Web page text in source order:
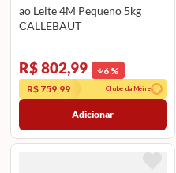
ao Leite 4M Pequeno 5kg
CALLEBAUT
R$ 802,99 6%
R$ 759,99
Clube da Meire
Adicionar